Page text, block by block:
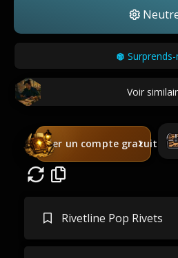
Voir
Créer un compte gratuit
Rivetline Pop Rivets